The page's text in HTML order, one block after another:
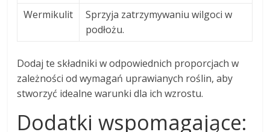
Wermikulit
Sprzyja zatrzymywaniu wilgoci w
podłożu.
Dodaj te składniki w odpowiednich proporcjach w
zależności od wymagań uprawianych roślin, aby
stworzyć idealne warunki dla ich wzrostu.
Dodatki wspomagające: